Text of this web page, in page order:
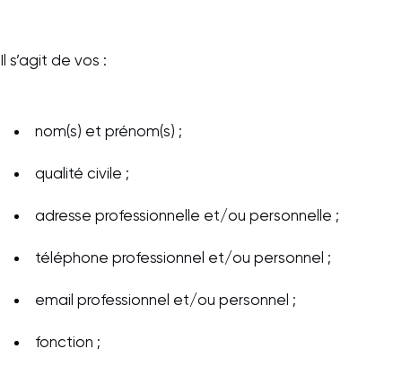
Il s’agit de vos :
nom(s) et prénom(s) ;
qualité civile ;
adresse professionnelle et/ou personnelle ;
téléphone professionnel et/ou personnel ;
email professionnel et/ou personnel ;
fonction ;